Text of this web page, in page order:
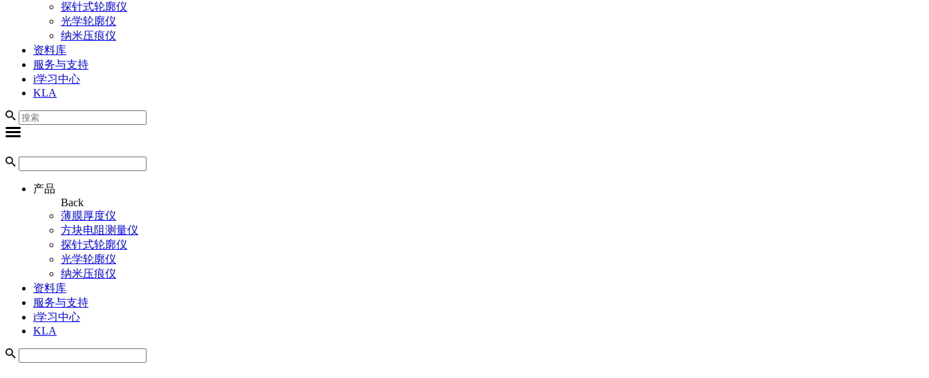
探针式轮廓仪
光学轮廓仪
纳米压痕仪
资料库
服务与支持
i学习中心
KLA
产品
Back
薄膜厚度仪
方块电阻测量仪
探针式轮廓仪
光学轮廓仪
纳米压痕仪
资料库
服务与支持
i学习中心
KLA